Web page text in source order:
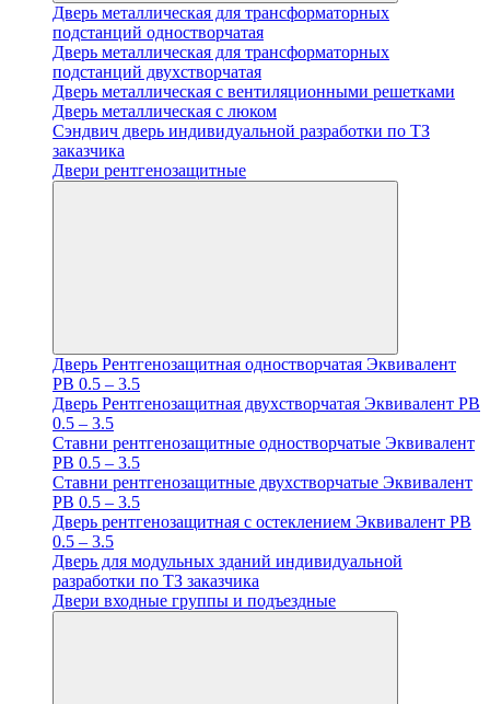
Дверь металлическая для трансформаторных
подстанций одностворчатая
Дверь металлическая для трансформаторных
подстанций двухстворчатая
Дверь металлическая с вентиляционными решетками
Дверь металлическая с люком
Cэндвич дверь индивидуальной разработки по ТЗ
заказчика
Двери рентгенозащитные
Дверь Рентгенозащитная одностворчатая Эквивалент
PB 0.5 – 3.5
Дверь Рентгенозащитная двухстворчатая Эквивалент PB
0.5 – 3.5
Ставни рентгенозащитные одностворчатые Эквивалент
PB 0.5 – 3.5
Ставни рентгенозащитные двухстворчатые Эквивалент
PB 0.5 – 3.5
Дверь рентгенозащитная с остеклением Эквивалент PB
0.5 – 3.5
Дверь для модульных зданий индивидуальной
разработки по ТЗ заказчика
Двери входные группы и подъездные